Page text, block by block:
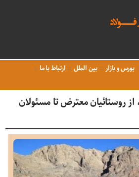
بورس و بازار بین الملل
ارتباط با ما
روستائیان معترض تا مسئولان